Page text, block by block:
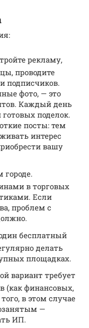
рекламу,
проводите
подписчиков.
фото, — это
Каждый день
поделок.
посты: тем
интерес
вашу
в торговых
Если
проблем с
бесплатный
делать
площадках.
вариант требует
(как финансовых,
в этом случае
—
ИП.